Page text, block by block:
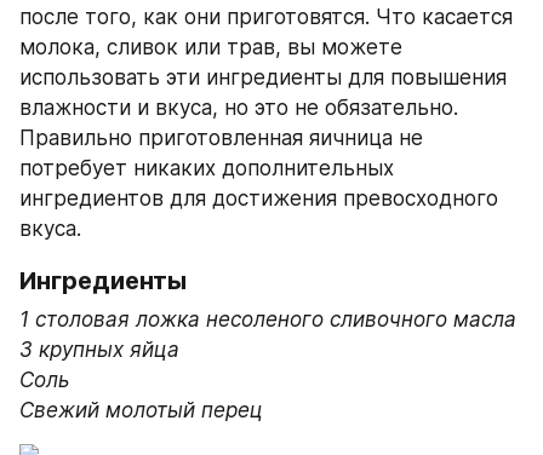
после того, как они приготовятся. Что касается
молока, сливок или трав, вы можете
использовать эти ингредиенты для повышения
влажности и вкуса, но это не обязательно.
Правильно приготовленная яичница не
потребует никаких дополнительных
ингредиентов для достижения превосходного
вкуса.
Ингредиенты
1 столовая ложка несоленого сливочного масла
3 крупных яйца
Соль
Свежий молотый перец